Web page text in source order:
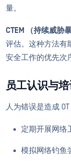
量。
CTEM （持续威胁
评估。这种方法有
安全工作的优先次
员工认识与培
人为错误是造成
定期开展网络
模拟网络钓鱼